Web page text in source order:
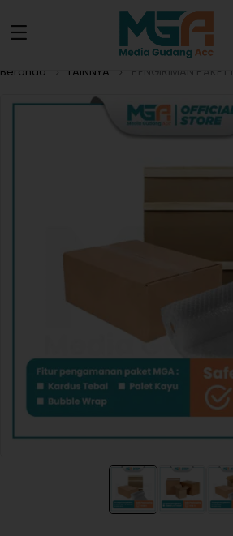
Beranda LAINNYA PENGIRIMAN PAKET